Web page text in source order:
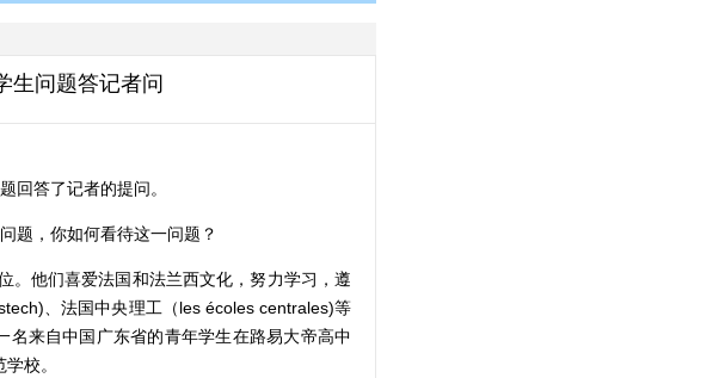
生问题答记者问
答了记者的提问。
，你如何看待这一问题？
他们喜爱法国和法兰西文化，努力学习，遵
、法国中央理工（les écoles centrales)等
来自中国广东省的青年学生在路易大帝高中
校。